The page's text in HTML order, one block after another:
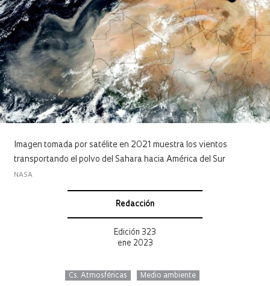
Imagen tomada por satélite en 2021 muestra los vientos
transportando el polvo del Sahara hacia América del Sur
NASA
Redacción
Edición 323
ene 2023
Cs. Atmosféricas Medio ambiente